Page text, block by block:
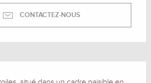
CONTACTEZ-NOUS